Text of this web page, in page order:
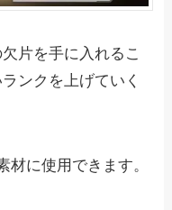
片を手に入れるこ
ンクを上げていく
材に使用できます。